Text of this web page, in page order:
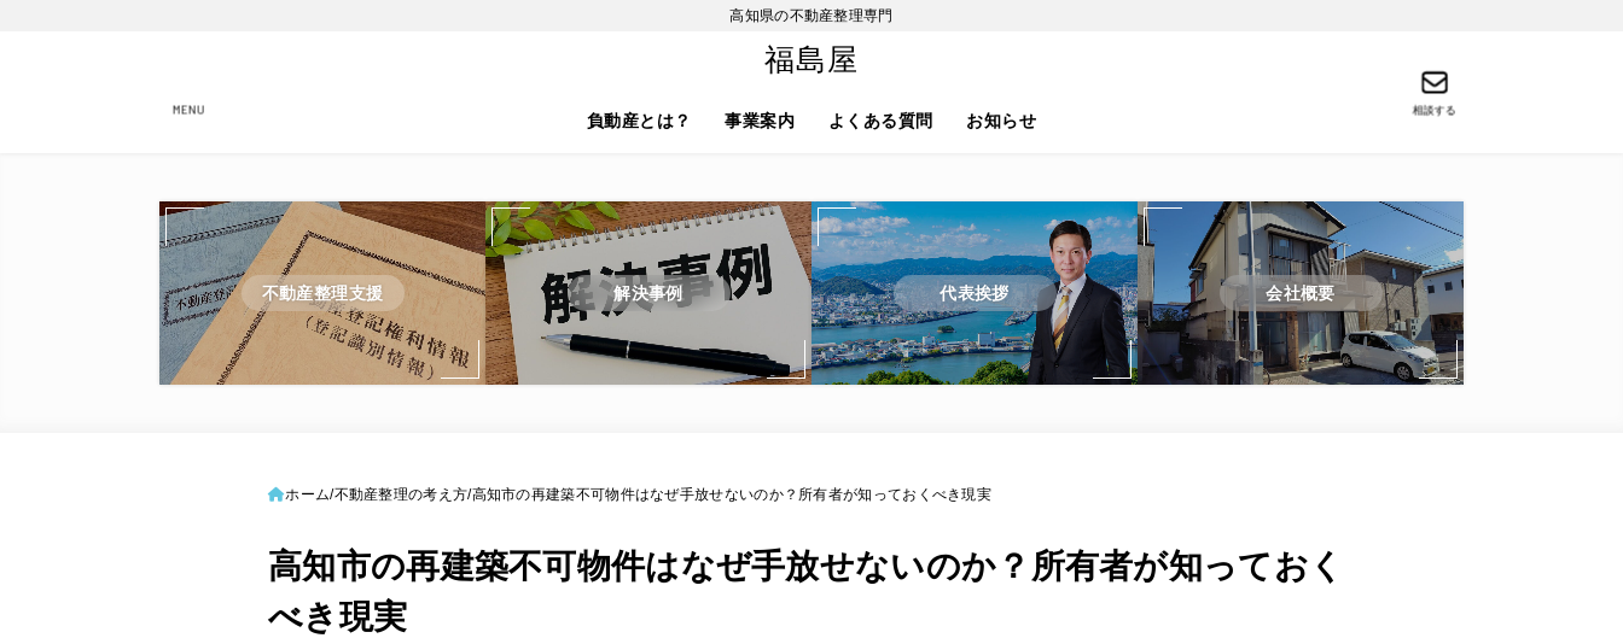
高知県の不動産整理専門
福島屋
負動産とは？ 事業案内 よくある質問 お知らせ
相談する
MENU
不動産整理支援 解決事例 代表挨拶 会社概要
ホーム 不動産整理の考え方 高知市の再建築不可物件はなぜ手放せないのか？所有者が知っておくべき現実
高知市の再建築不可物件はなぜ手放せないのか？所有者が知っておく
べき現実